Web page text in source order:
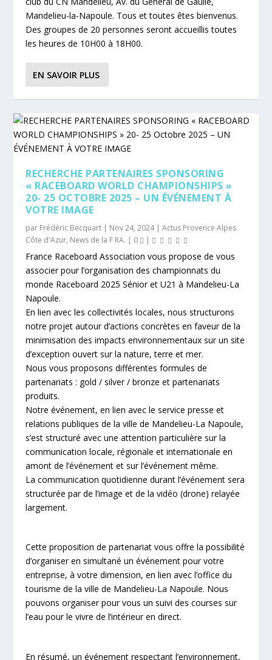
Mandelieu-la-Napoule. Tous et toutes êtes bienvenus.
Des groupes de 20 personnes seront accueillis toutes
les heures de 10H00 à 18H00.
EN SAVOIR PLUS
RECHERCHE PARTENAIRES SPONSORING
« RACEBOARD WORLD CHAMPIONSHIPS »
20- 25 OCTOBRE 2025 – UN ÉVÉNEMENT À
VOTRE IMAGE
par Frédéric Becquart | Nov 24, 2024|Actus Provence Alpes
Côte d'Azur, News de la F RA. | 0 |
France Raceboard Association vous propose de vous
associer pour l’organisation des championnats du
monde Raceboard 2025 Sénior et U21 à Mandelieu-La
Napoule.
En lien avec les collectivités locales, nous structurons
notre projet autour d’actions concrètes en faveur de la
minimisation des impacts environnementaux sur un site
d’exception ouvert sur la nature, terre et mer.
Nous vous proposons différentes formules de
partenariats : gold / silver / bronze et partenariats
produits.
Notre événement, en lien avec le service presse et
relations publiques de la ville de Mandelieu-La Napoule,
s’est structuré avec une attention particulière sur la
communication locale, régionale et internationale en
amont de l’événement et sur l’événement même.
La communication quotidienne durant l’événement sera
structurée par de l’image et de la vidéo (drone) relayée
largement.
Cette proposition de partenariat vous offre la possibilité
d’organiser en simultané un événement pour votre
entreprise, à votre dimension, en lien avec l’office du
tourisme de la ville de Mandelieu-La Napoule. Nous
pouvons organiser pour vous un suivi des courses sur
l’eau pour le vivre de l’intérieur en direct.
En résumé, un événement respectant l’environnement,